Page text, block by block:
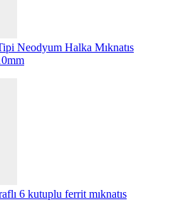
Neodyum Halka Mıknatıs
6 kutuplu ferrit mıknatıs